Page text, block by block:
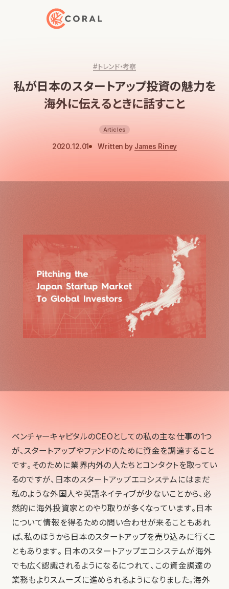
トップページへ戻る
#トレンド・考察
私が日本のスタートアップ投資の魅力を
海外に伝えるときに話すこと
Articles
2020.12.01 Written by James Riney
ベンチャーキャピタルのCEOとしての私の主な仕事の1つ
が、スタートアップやファンドのために資金を調達すること
です。そのために業界内外の人たちとコンタクトを取ってい
るのですが、日本のスタートアップエコシステムにはまだ
私のような外国人や英語ネイティブが少ないことから、必
然的に海外投資家とのやり取りが多くなっています。日本
について情報を得るための問い合わせが来ることもあれ
ば、私のほうから日本のスタートアップを売り込みに行くこ
ともあります。 日本のスタートアップエコシステムが海外
でも広く認識されるようになるにつれて、この資金調達の
業務もよりスムーズに進められるようになりました。海外